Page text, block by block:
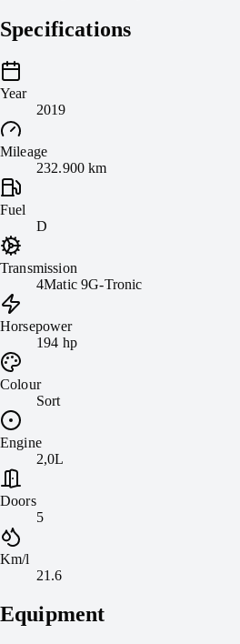
Specifications
Year
2019
Mileage
232.900 km
Fuel
D
Transmission
4Matic 9G-Tronic
Horsepower
194 hp
Colour
Sort
Engine
2,0L
Doors
5
Km/l
21.6
Equipment